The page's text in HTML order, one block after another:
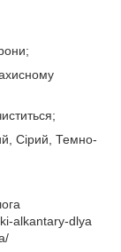
Сірий, Темно-
alkantary-dlya